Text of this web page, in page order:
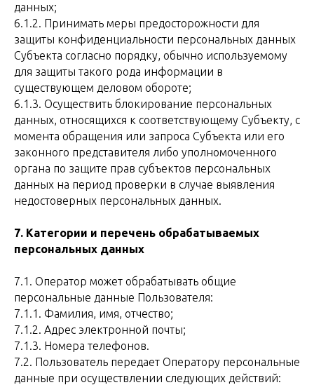
данных;
6.1.2. Принимать меры предосторожности для
защиты конфиденциальности персональных данных
Субъекта согласно порядку, обычно используемому
для защиты такого рода информации в
существующем деловом обороте;
6.1.3. Осуществить блокирование персональных
данных, относящихся к соответствующему Субъекту, с
момента обращения или запроса Субъекта или его
законного представителя либо уполномоченного
органа по защите прав субъектов персональных
данных на период проверки в случае выявления
недостоверных персональных данных.
7. Категории и перечень обрабатываемых
персональных данных
7.1. Оператор может обрабатывать общие
персональные данные Пользователя:
7.1.1. Фамилия, имя, отчество;
7.1.2. Адрес электронной почты;
7.1.3. Номера телефонов.
7.2. Пользователь передает Оператору персональные
данные при осуществлении следующих действий: